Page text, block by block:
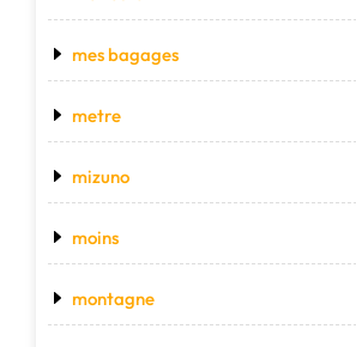
mes bagages
metre
mizuno
moins
montagne